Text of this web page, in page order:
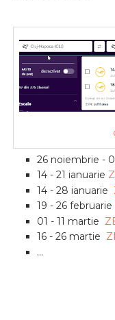
26 noiembrie -
14 - 21 ianuarie
14 - 28 ianuarie
19 - 26 februarie
01 - 11 martie
16 - 26 martie
...